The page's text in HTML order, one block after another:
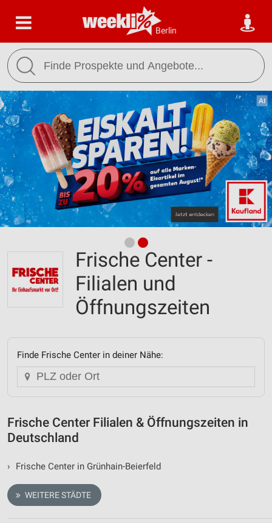
Berlin
Frische Center -
Filialen und
Öffnungszeiten
Finde Frische Center in deiner Nähe:
Frische Center Filialen & Öffnungszeiten in
Deutschland
› Frische Center in Grünhain-Beierfeld
WEITERE STÄDTE